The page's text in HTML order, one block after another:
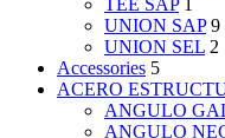
TEE SAP 1
UNION SAP 9
UNION SEL 2
Accessories 5
ACERO
ANGULO
ANGULO